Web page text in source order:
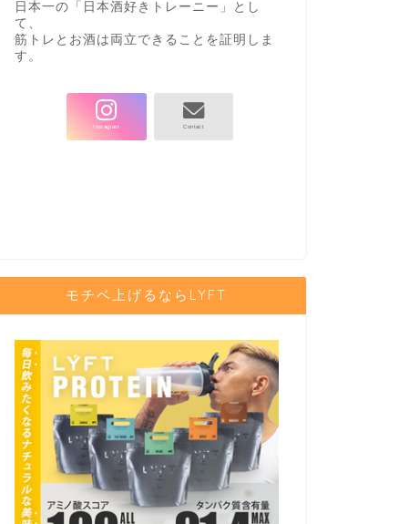
日本一の「日本酒好きトレーニー」とし
て、
筋トレとお酒は両立できることを証明しま
す。
モチベ上げるならLYFT